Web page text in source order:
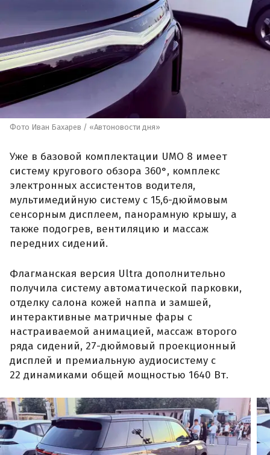
Фото Иван Бахарев / «Автоновости дня»
Уже в базовой комплектации UMO 8 имеет
систему кругового обзора 360°, комплекс
электронных ассистентов водителя,
мультимедийную систему с 15,6-дюймовым
сенсорным дисплеем, панорамную крышу, а
также подогрев, вентиляцию и массаж
передних сидений.
Флагманская версия Ultra дополнительно
получила систему автоматической парковки,
отделку салона кожей наппа и замшей,
интерактивные матричные фары с
настраиваемой анимацией, массаж второго
ряда сидений, 27-дюймовый проекционный
дисплей и премиальную аудиосистему с
22 динамиками общей мощностью 1640 Вт.